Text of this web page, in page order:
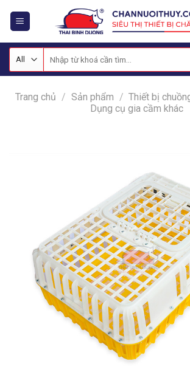
kiếm:
Trang chủ / Sản phẩm / Thiết bị
Dụng cụ gia cầm khác